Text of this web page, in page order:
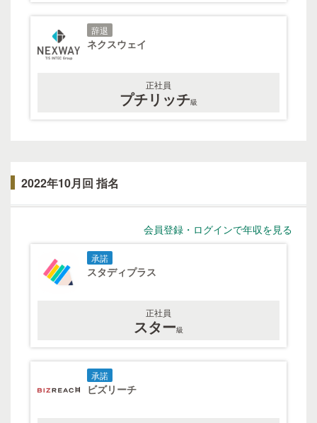
辞退
ネクスウェイ
正社員
プチリッチ級
2022年10月回 指名
会員登録・ログインで年収を見る
承諾
スタディプラス
正社員
スター級
承諾
ビズリーチ